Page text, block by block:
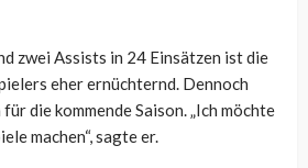
zwei Assists in 24 Einsätzen ist die
eher ernüchternd. Dennoch
die kommende Saison. „Ich möchte
machen“, sagte er.